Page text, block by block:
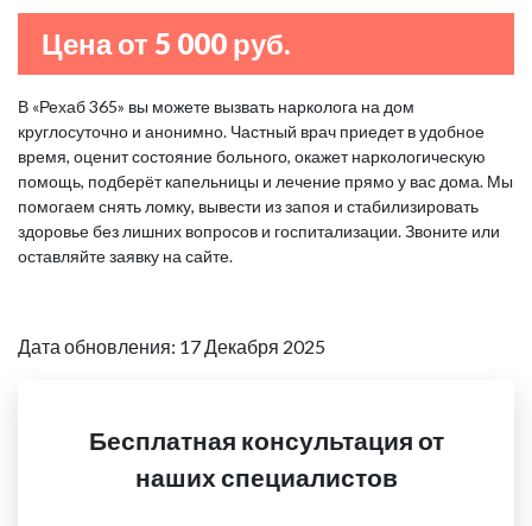
Цена от 5 000 руб.
В «Рехаб 365» вы можете вызвать нарколога на дом
круглосуточно и анонимно. Частный врач приедет в удобное
время, оценит состояние больного, окажет наркологическую
помощь, подберёт капельницы и лечение прямо у вас дома. Мы
помогаем снять ломку, вывести из запоя и стабилизировать
здоровье без лишних вопросов и госпитализации. Звоните или
оставляйте заявку на сайте.
Дата обновления: 17 Декабря 2025
Бесплатная консультация от
наших специалистов